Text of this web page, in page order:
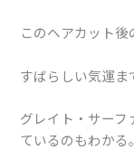
このヘアカット後
すばらしい気運ま
グレイト・サーフ
ているのもわかる。